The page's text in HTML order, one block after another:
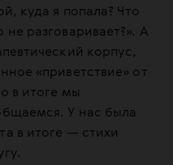
куда я попала? Что
разговаривает?». А
корпус,
«приветствие» от
в итоге мы
У нас была
в итоге — стихи